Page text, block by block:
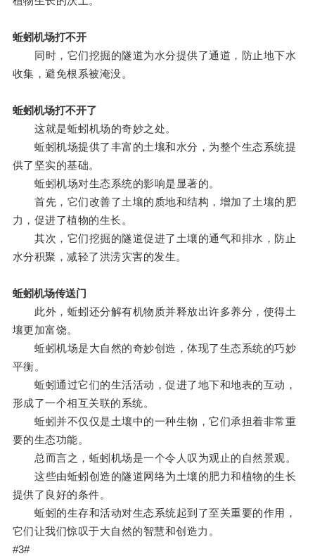
蚯蚓机场打不开
同时，它们挖掘的隧道为水分提供了通道，防止地下水
收集，避免根系被淹没。
蚯蚓机场打不开了
这就是蚯蚓机场的奇妙之处。
蚯蚓机场提供了丰富的土壤和水分，为整个生态系统提
供了坚实的基础。
蚯蚓机场对生态系统的影响是显著的。
首先，它们改善了土壤的质地和结构，增加了土壤的肥
力，促进了植物的生长。
其次，它们挖掘的隧道促进了土壤的通气和排水，防止
水分积聚，减轻了洪涝灾害的发生。
蚯蚓机场传送门
此外，蚯蚓还分解有机物质并释放出许多养分，使得土
壤更加富饶。
蚯蚓机场是大自然的奇妙创造，体现了生态系统的巧妙
平衡。
蚯蚓通过它们的生活活动，促进了地下和地表的互动，
形成了一个相互关联的系统。
蚯蚓并不仅仅是土壤中的一种生物，它们承担着非常重
要的生态功能。
总而言之，蚯蚓机场是一个令人叹为观止的自然景观。
这些由蚯蚓创造的隧道网络为土壤的肥力和植物的生长
提供了良好的条件。
蚯蚓的生存和活动对生态系统起到了至关重要的作用，
它们让我们惊叹于大自然的智慧和创造力。
#3#